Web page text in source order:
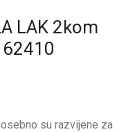
LAK 2kom
su razvijene za